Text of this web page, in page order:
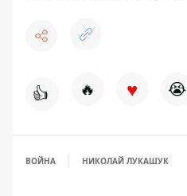
👍 🔥 ♥ 😭
ВОЙНА НИКОЛАЙ ЛУКАШУК